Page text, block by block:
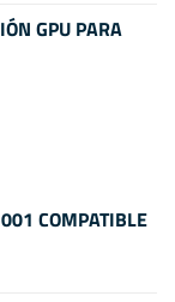
GPU PARA
COMPATIBLE